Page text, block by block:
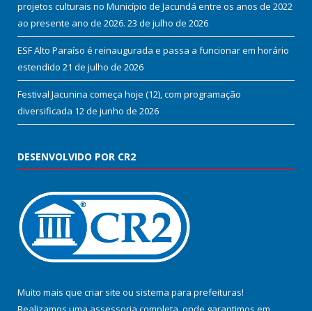
projetos culturais no Município de Jacundá entre os anos de 2022
ao presente ano de 2026. 23 de julho de 2026
ESF Alto Paraíso é reinaugurada e passa a funcionar em horário
estendido 21 de julho de 2026
Festival Jacunina começa hoje (12), com programação
diversificada 12 de junho de 2026
DESENVOLVIDO POR CR2
Muito mais que criar site ou sistema para prefeituras!